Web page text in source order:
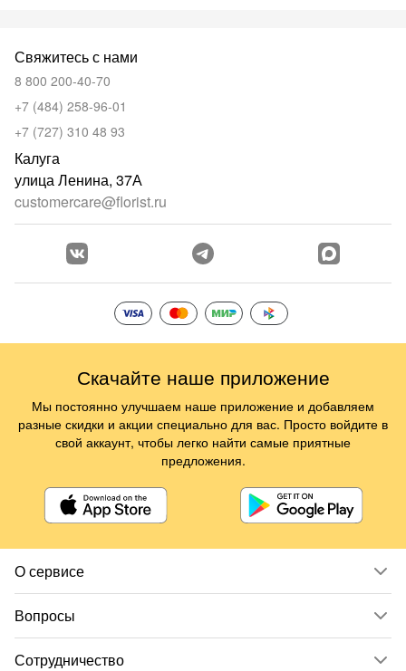
О сервисе
Вопросы
Сотрудничество
Свяжитесь с нами
8 800 200-40-70
+7 (484) 258-96-01
+7 (727) 310 48 93
Калуга
улица Ленина, 37А
customercare@florist.ru
Скачайте наше приложение
Мы постоянно улучшаем наше приложение и добавляем
разные скидки и акции специально для вас. Просто войдите в
свой аккаунт, чтобы легко найти самые приятные
предложения.